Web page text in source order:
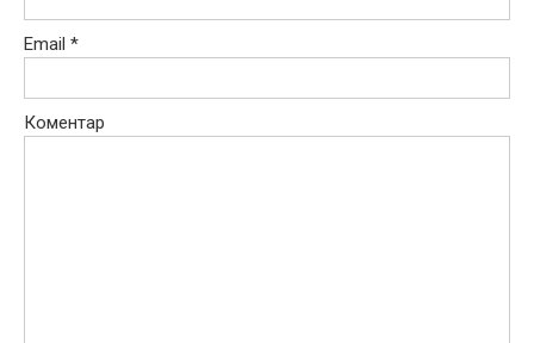
Email *
Коментар